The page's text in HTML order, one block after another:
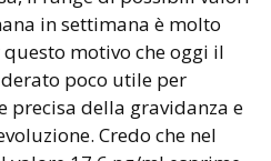
in settimana è molto
motivo che oggi il
poco utile per
precisa della gravidanza e
Credo che nel